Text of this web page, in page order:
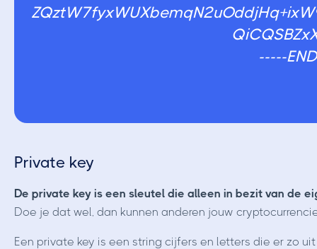
-----
Private key
De private key is een sleutel die alleen in bezit van de
Doe je dat wel, dan kunnen anderen jouw
Een private key is een string cijfers en letters die er zo uit